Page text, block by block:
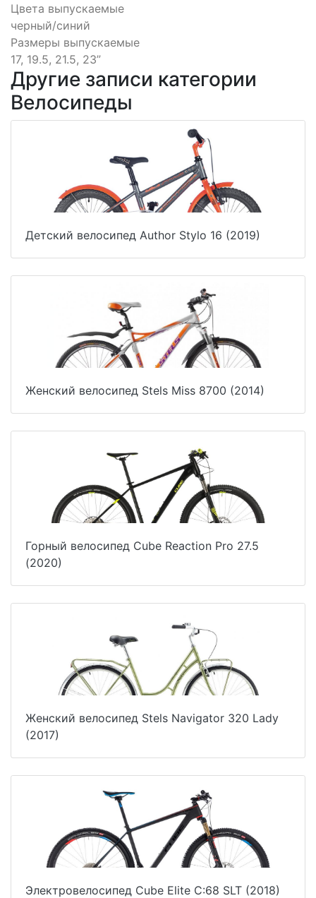
Цвета выпускаемые
черный/синий
Размеры выпускаемые
17, 19.5, 21.5, 23”
Другие записи категории
Велосипеды
Детский велосипед Author Stylo 16 (2019)
Женский велосипед Stels Miss 8700 (2014)
Горный велосипед Cube Reaction Pro 27.5
(2020)
Женский велосипед Stels Navigator 320 Lady
(2017)
Электровелосипед Cube Elite C:68 SLT (2018)